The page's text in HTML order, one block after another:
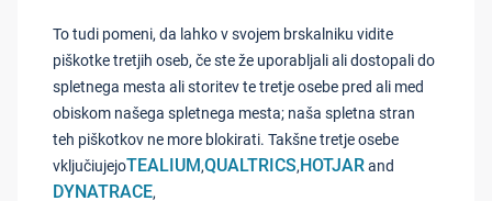
To tudi pomeni, da lahko v svojem brskalniku vidite
piškotke tretjih oseb, če ste že uporabljali ali dostopali do
spletnega mesta ali storitev te tretje osebe pred ali med
obiskom našega spletnega mesta; naša spletna stran
teh piškotkov ne more blokirati. Takšne tretje osebe
vključiujejoTEALIUM,QUALTRICS,HOTJARand
DYNATRACE,